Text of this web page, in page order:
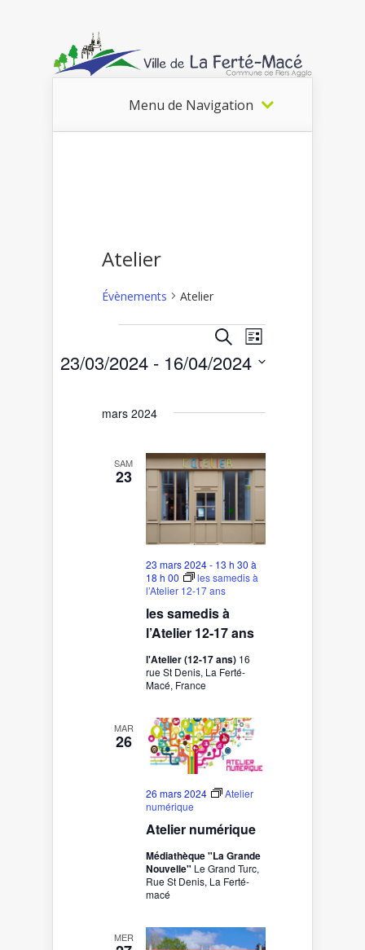
Menu de Navigation
Atelier
Évènements Atelier
Recherche
et
navigation
vues
RechercheNavigation
de
vues
Liste
23/03/2024 - 16/04/2024
mars 2024
SAM
23
les samedis à
l’Atelier 12-17 ans
23 mars 2024 - 13 h 30 à
18 h 00
les samedis à
l’Atelier 12-17 ans
l'Atelier (12-17 ans) 16
rue St Denis, La Ferté-
Macé, France
MAR
26
Atelier numérique
26 mars 2024
Atelier
numérique
Médiathèque "La Grande
Nouvelle" Le Grand Turc,
Rue St Denis, La Ferté-
macé
MER